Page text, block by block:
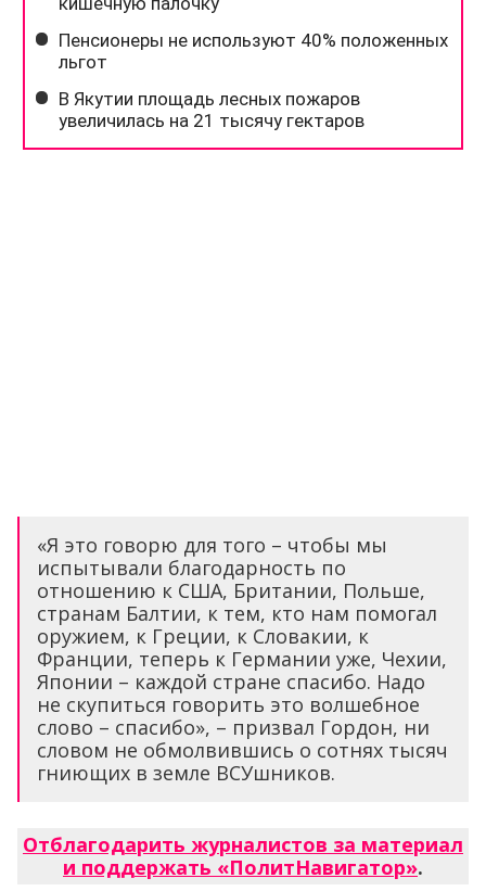
«Я это говорю для того – чтобы мы
испытывали благодарность по
отношению к США, Британии, Польше,
странам Балтии, к тем, кто нам помогал
оружием, к Греции, к Словакии, к
Франции, теперь к Германии уже, Чехии,
Японии – каждой стране спасибо. Надо
не скупиться говорить это волшебное
слово – спасибо», – призвал Гордон, ни
словом не обмолвившись о сотнях тысяч
гниющих в земле ВСУшников.
Отблагодарить журналистов за материал
и поддержать «ПолитНавигатор».